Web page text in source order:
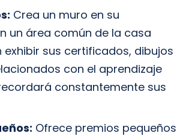
Crea un muro en su
un área común de la casa
sus certificados, dibujos
con el aprendizaje
constantemente sus
Ofrece premios pequeños